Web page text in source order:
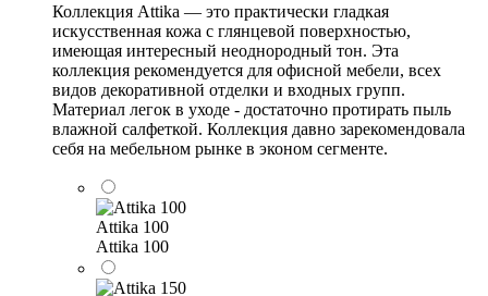
Коллекция Attika — это практически гладкая
искусственная кожа с глянцевой поверхностью,
имеющая интересный неоднородный тон. Эта
коллекция рекомендуется для офисной мебели, всех
видов декоративной отделки и входных групп.
Материал легок в уходе - достаточно протирать пыль
влажной салфеткой. Коллекция давно зарекомендовала
себя на мебельном рынке в эконом сегменте.
Attika 100
Attika 100